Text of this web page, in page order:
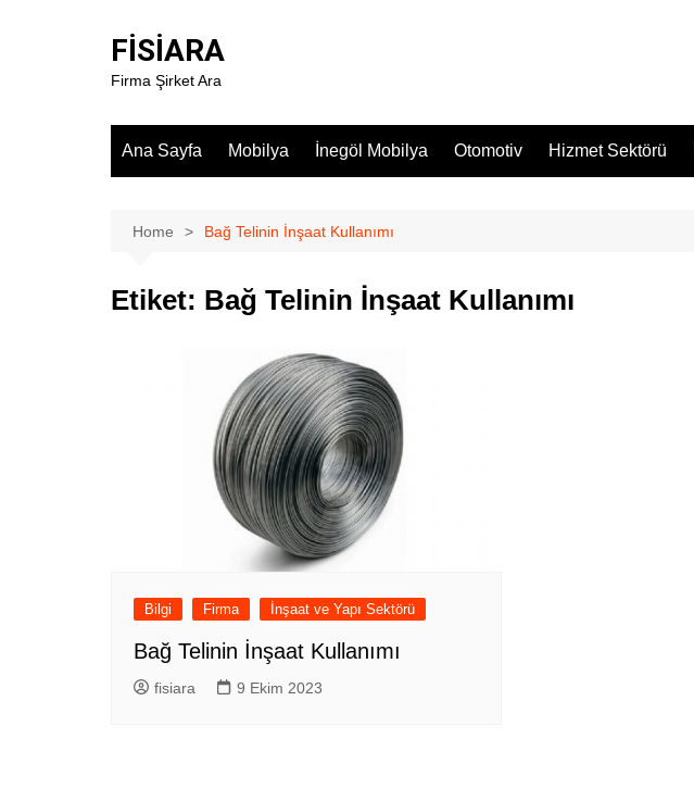
FİSİARA
Firma Şirket Ara
Ana Sayfa Mobilya İnegöl Mobilya Otomotiv Hizmet Sektörü
Home Bağ Telinin İnşaat Kullanımı
Etiket: Bağ Telinin İnşaat Kullanımı
Bilgi Firma İnşaat ve Yapı Sektörü
Bağ Telinin İnşaat Kullanımı
fisiara 9 Ekim 2023